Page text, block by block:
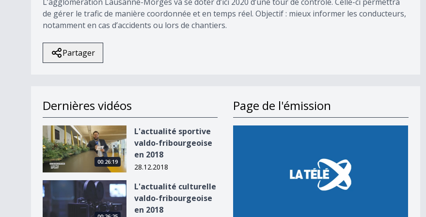
de gérer le trafic de manière coordonnée et en temps réel. Objectif : mieux informer les conducteurs,
notamment en cas d’accidents ou lors de chantiers.
Partager
Dernières vidéos
L&#039;actualité sportive valdo-fribourgeoise en 2018
00:26:19
L'actualité sportive
valdo-fribourgeoise
en 2018
28.12.2018
L&#039;actualité culturelle valdo-fribourgeoise en 2018
L'actualité culturelle
valdo-fribourgeoise
en 2018
Page de l'émission